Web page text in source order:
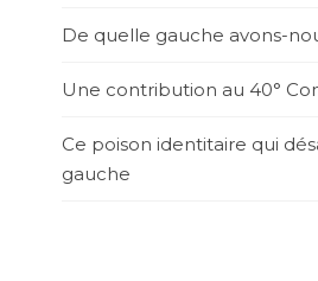
De quelle gauche avons-
Une contribution au 40°
Ce poison identitaire qui
gauche